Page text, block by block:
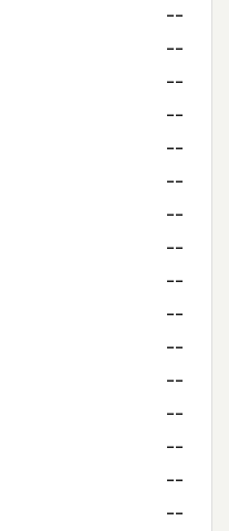
--
--
--
--
--
--
--
--
--
--
--
--
--
--
--
--